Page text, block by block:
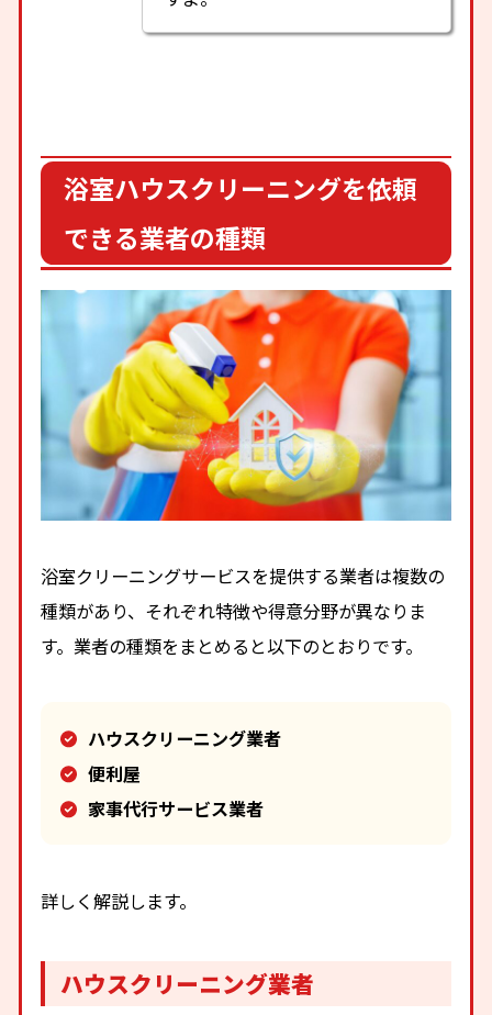
浴室ハウスクリーニングを依頼
できる業者の種類
浴室クリーニングサービスを提供する業者は複数の
種類があり、それぞれ特徴や得意分野が異なりま
す。業者の種類をまとめると以下のとおりです。
ハウスクリーニング業者
便利屋
家事代行サービス業者
詳しく解説します。
ハウスクリーニング業者